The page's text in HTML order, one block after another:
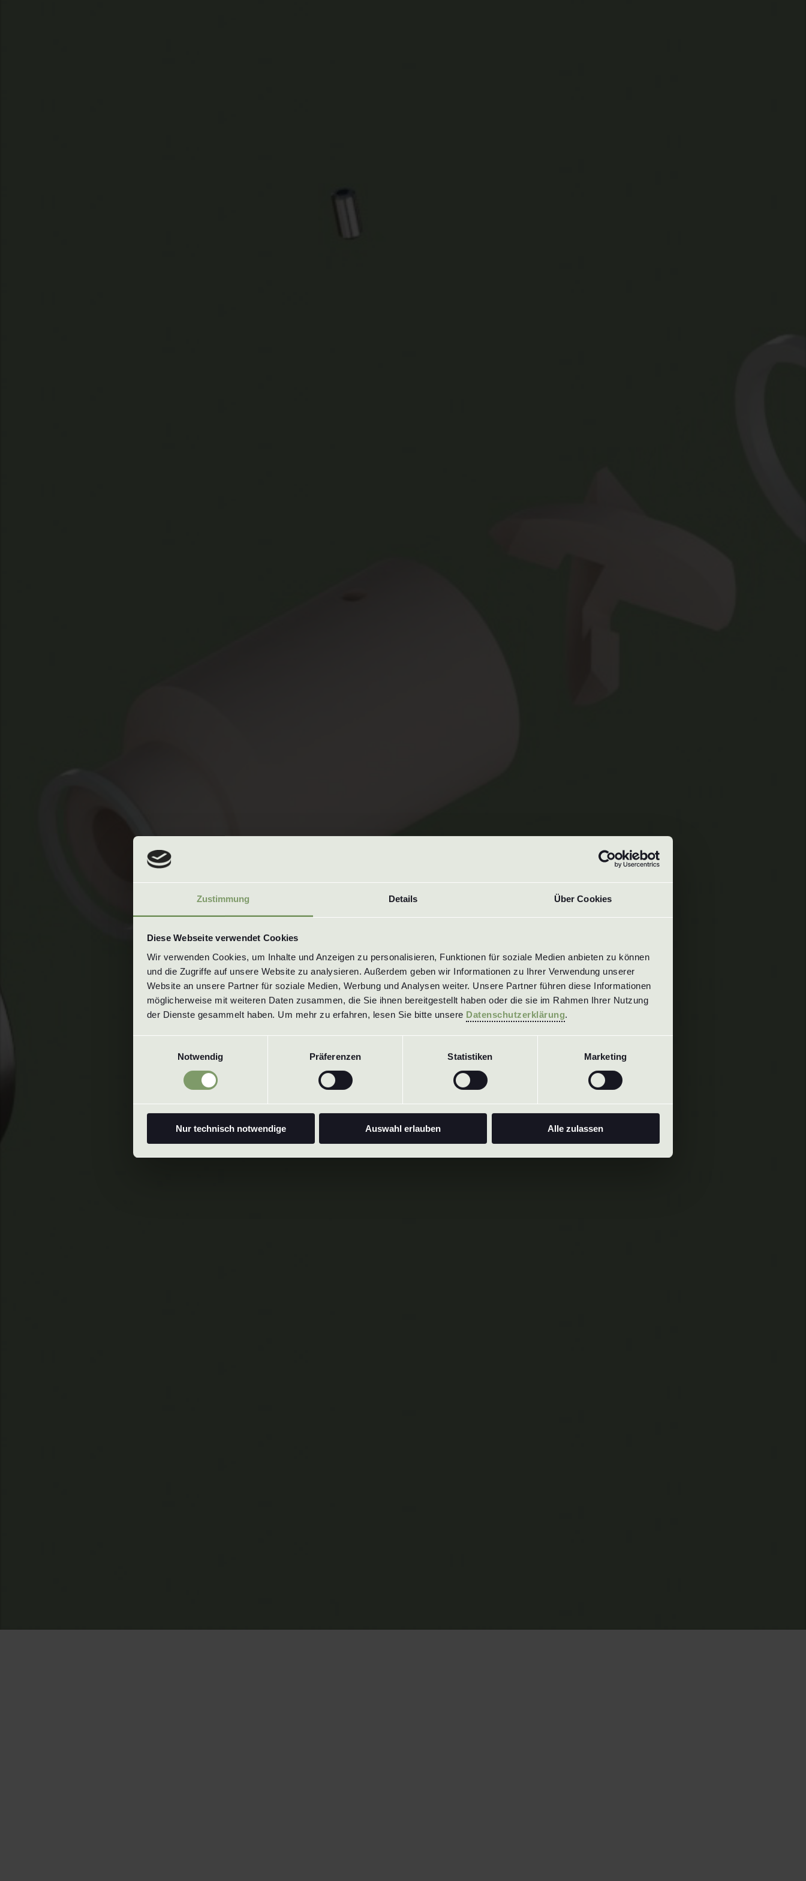
Zustimmung Details Über Cookies
Diese Webseite verwendet Cookies
Wir verwenden Cookies, um Inhalte und Anzeigen zu personalisieren, Funktionen für soziale Medien anbieten zu können
und die Zugriffe auf unsere Website zu analysieren. Außerdem geben wir Informationen zu Ihrer Verwendung unserer
Website an unsere Partner für soziale Medien, Werbung und Analysen weiter. Unsere Partner führen diese Informationen
möglicherweise mit weiteren Daten zusammen, die Sie ihnen bereitgestellt haben oder die sie im Rahmen Ihrer Nutzung
der Dienste gesammelt haben. Um mehr zu erfahren, lesen Sie bitte unsere Datenschutzerklärung.
Notwendig
Präferenzen Statistiken Marketing
Nur technisch notwendige Auswahl erlauben Alle zulassen